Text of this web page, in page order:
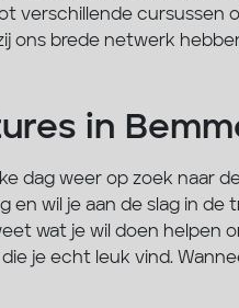
verschillende cursussen
ons brede netwerk
in
dag weer op zoek naar
en wil je aan de slag in de
wat je wil doen helpen
je echt leuk vind.